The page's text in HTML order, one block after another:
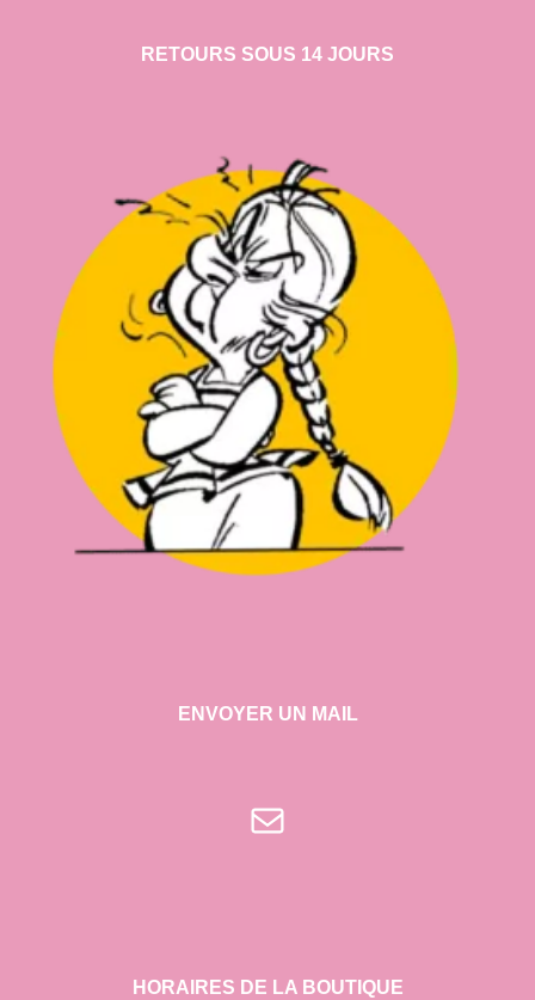
RETOURS SOUS 14 JOURS
ENVOYER UN MAIL
E-mail
HORAIRES DE LA BOUTIQUE